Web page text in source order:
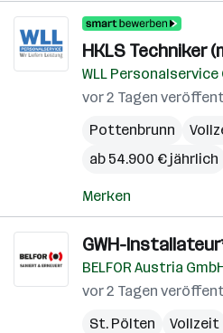
HKLS Techniker
WLL Personalservice
vor 2 Tagen
Pottenbrunn
ab 54.900 € jährlich
Merken
GWH-
BELFOR Austria
vor 2 Tagen
St. Pölten
Vollzeit